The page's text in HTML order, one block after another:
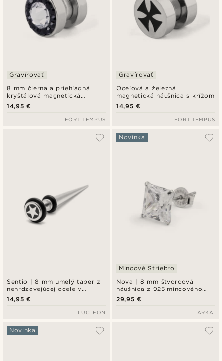
8 mm čierna a priehľadná
kryštálová magnetická
náušnica
Gravírovať
14,95 €
FORT TEMPUS
Oceľová a železná
magnetická náušnica s krížom
Gravírovať
14,95 €
FORT TEMPUS
Sentio | 8 mm umelý taper z
nehrdzavejúcej ocele v
striebornej farbe s hviezdou
14,95 €
LUCLEON
Nova | 8 mm štvorcová
náušnica z 925 mincového
striebra so zirkónmi 7A
Premium
Novinka
Mincové Striebro
29,95 €
ARKAI
Novinka